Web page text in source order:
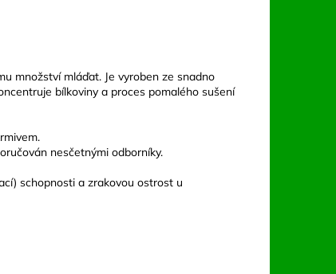
množství mláďat. Je vyroben ze snadno
bílkoviny a proces pomalého sušení
nesčetnými odborníky.
schopnosti a zrakovou ostrost u